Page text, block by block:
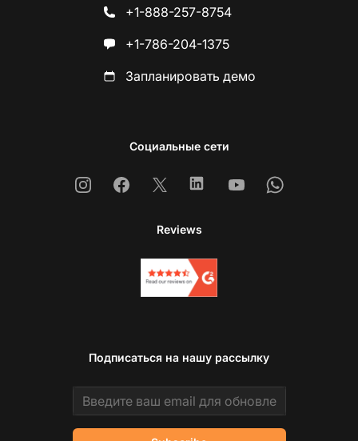
+1-888-257-8754
+1-786-204-1375
Запланировать демо
Социальные сети
InstagramFacebook
X LinkedinYoutubeWhatsapp
Reviews
Подписаться на нашу рассылку
Email address